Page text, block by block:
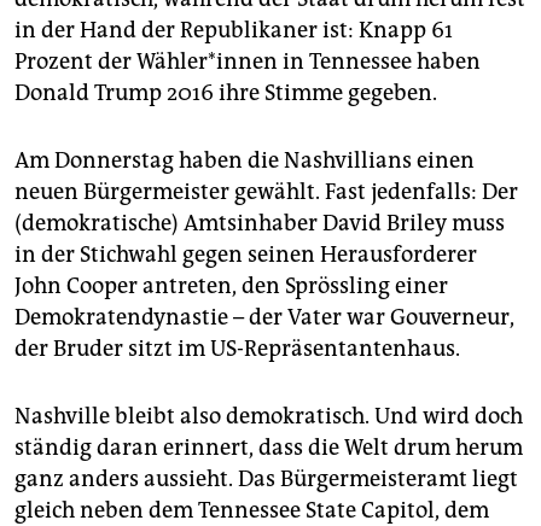
in der Hand der Republikaner ist: Knapp 61
Prozent der Wäh­le­r*in­nen in Tennessee haben
Donald Trump 2016 ihre Stimme gegeben.
Am Donnerstag haben die Nashvillians einen
neuen Bürgermeister gewählt. Fast jedenfalls: Der
(demokratische) Amtsinhaber David Briley muss
in der Stichwahl gegen seinen Herausforderer
John Cooper antreten, den Sprössling einer
Demokratendynastie – der Vater war Gouverneur,
der Bruder sitzt im US-Repräsentantenhaus.
Nashville bleibt also demokratisch. Und wird doch
ständig daran erinnert, dass die Welt drum herum
ganz anders aussieht. Das Bürgermeisteramt liegt
gleich neben dem Tennessee State Capitol, dem